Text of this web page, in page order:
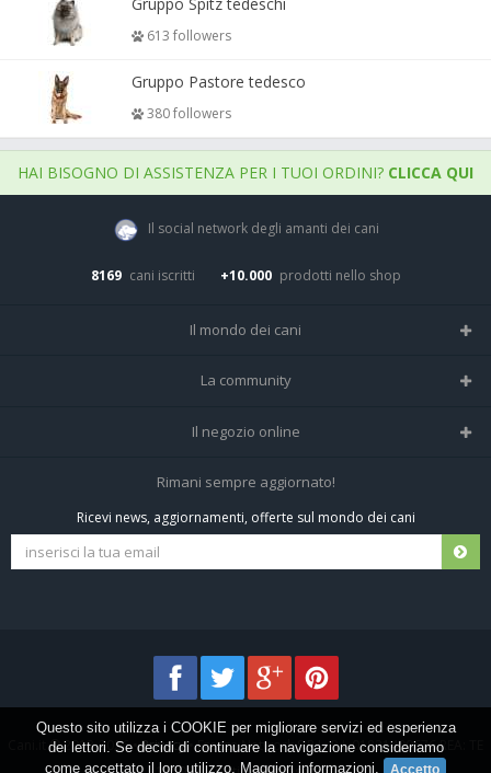
613 followers
Gruppo Pastore tedesco
380 followers
HAI BISOGNO DI ASSISTENZA PER I TUOI ORDINI? CLICCA QUI
Il social network degli amanti dei cani
8169 cani iscritti +10.000 prodotti nello shop
Il mondo dei cani
Tutte le razze
La community
Home
Tutti i cani iscritti
Il negozio online
Negozio per cani
Spedizioni e resi
Rimani sempre aggiornato!
Ricevi news, aggiornamenti, offerte sul mondo dei cani
Cani.it © 2013-2026 •Privacy•Frezza Network S.R.L. P.I. 01821400676 REA: TE
Questo sito utilizza i COOKIE per migliorare servizi ed esperienza
dei lettori. Se decidi di continuare la navigazione consideriamo
come accettato il loro utilizzo. Maggiori informazioni.